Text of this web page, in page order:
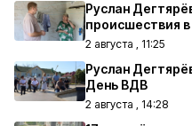
Руслан
происшествия
2 августа , 11:25
Руслан
День ВДВ
2 августа , 14:28